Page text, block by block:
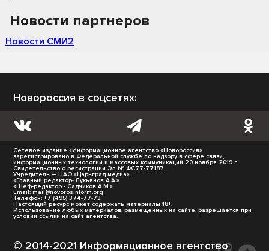
Новости партнеров
Новости СМИ2
Новороссия в соцсетях:
Сетевое издание «Информационное агентство «Новороссия»
зарегистрировано в Федеральной службе по надзору в сфере связи,
информационных технологий и массовых коммуникаций 20 ноября 2019 г.
Свидетельство о регистрации Эл № ФС77-77187.
Учредитель — НАО «Царьград медиа».
«Главный редактор- Лукьянов А.А.»
«Шеф-редактор - Садчиков А.М.»
Email: mail@novorosinform.org
Телефон: +7 (495) 374-77-73
Настоящий ресурс может содержать материалы 18+.
Использование любых материалов, размещённых на сайте, разрешается при
условии ссылки на сайт агентства.
© 2014-2021 Информационное агентство